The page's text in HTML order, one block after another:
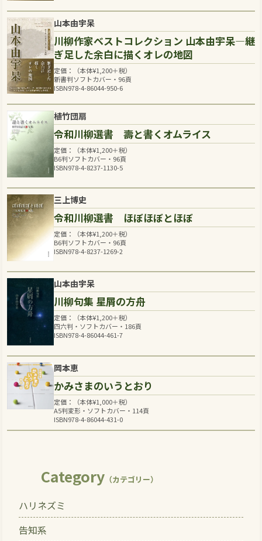
山本由宇呆
川柳作家ベストコレクション 山本由宇呆―継
ぎ足した余白に描くオレの地図
定価：（本体¥1,200＋税）
新書判ソフトカバー・96頁
ISBN978-4-86044-950-6
植竹団扇
令和川柳選書 壽と書くオムライス
定価：（本体¥1,200＋税）
B6判ソフトカバー・96頁
ISBN978-4-8237-1130-5
三上博史
令和川柳選書 ほぼほぼとほぼ
定価：（本体¥1,200＋税）
B6判ソフトカバー・96頁
ISBN978-4-8237-1269-2
山本由宇呆
川柳句集 星屑の方舟
定価：（本体¥1,200＋税）
四六判・ソフトカバー・186頁
ISBN978-4-86044-461-7
岡本恵
かみさまのいうとおり
定価：（本体¥1,000＋税）
A5判変形・ソフトカバー・114頁
ISBN978-4-86044-431-0
Category（カテゴリー）
ハリネズミ
告知系